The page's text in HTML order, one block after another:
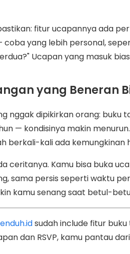
fitur ucapannya ada
coba yang lebih personal,
Ucapan yang masuk
yang Beneran
nggak dipikirkan orang: buku
— kondisinya makin
berkali-kali ada kemungkinan
ceritanya. Kamu bisa buka
sama persis seperti waktu
kamu senang saat betul-
sudah include fitur
dan RSVP, kamu pantau